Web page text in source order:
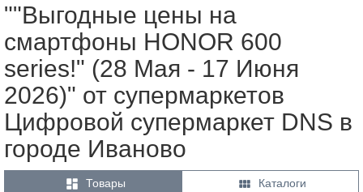
""Выгодные цены на
смартфоны HONOR 600
series!" (28 Мая - 17 Июня
2026)" от супермаркетов
Цифровой супермаркет DNS в
городе Иваново
 Товары  Каталоги